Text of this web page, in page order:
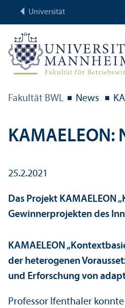
Universität
Fakultät BWL News
25.2.2021
Das Projekt
Gewinner­projekten des
KAMAELEON
der heterogenen
und Erforschung von
Professor Ifenthaler